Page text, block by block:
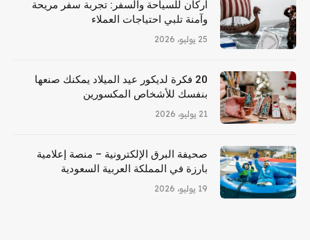
أركان للسياحة والسفر: تجربة سفر مريحة
وآمنة تلبي احتياجات العملاء
25 يوليو، 2026
20 فكرة لديكور عيد الميلاد يمكنك صنعها
بنفسك للأشخاص المكسورين
21 يوليو، 2026
صحيفة البرق الإلكترونية – منصة إعلامية
بارزة في المملكة العربية السعودية
19 يوليو، 2026